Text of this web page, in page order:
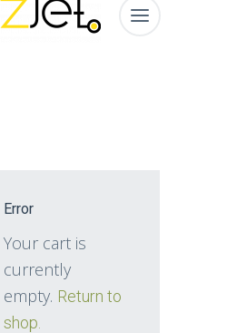
Error
Your cart is
currently
empty. Return to
shop.